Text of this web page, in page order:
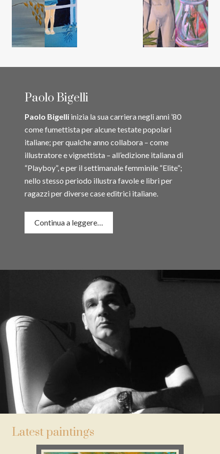
i
o
n
s
Paolo Bigelli
Paolo Bigelli inizia la sua carriera negli anni ’80
come fumettista per alcune testate popolari
italiane; per qualche anno collabora – come
illustratore e vignettista – all’edizione italiana di
“Playboy”, e per il settimanale femminile “Elite”;
nello stesso periodo illustra favole e libri per
ragazzi per diverse case editrici italiane.
Continua a leggere…
Latest paintings